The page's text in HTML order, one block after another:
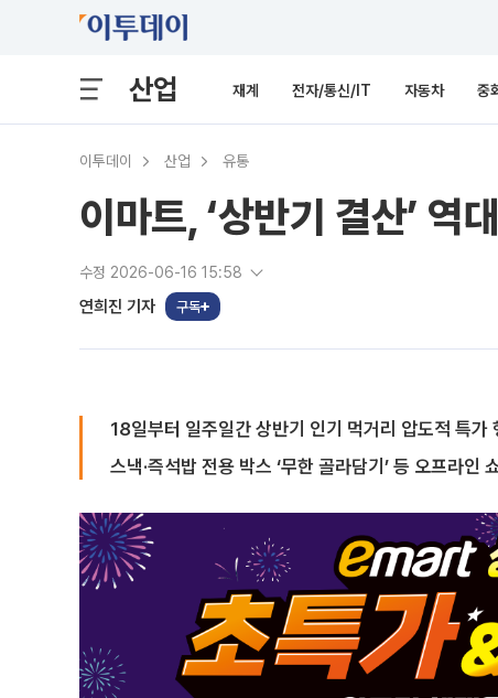
산업 재계 전자/통신/IT 자동차 중
이투데이 산업 유통
이마트, ‘상반기 결산’
수정 2026-06-16 15:58
연희진 기자 구독
18일부터 일주일간 상반기 인기 먹거리 압도적 특가
스낵·즉석밥 전용 박스 ‘무한 골라담기’ 등 오프라인